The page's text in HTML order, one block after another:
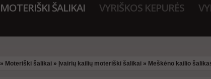
MOTERIŠKI ŠALIKAI VYRIŠKOS KEPURĖS
» Moteriški šalikai » Įvairių kailių moteriški šalikai » Meškėno kailio